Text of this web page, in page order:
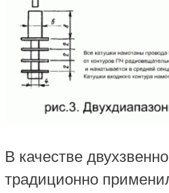
В качестве
традиционно